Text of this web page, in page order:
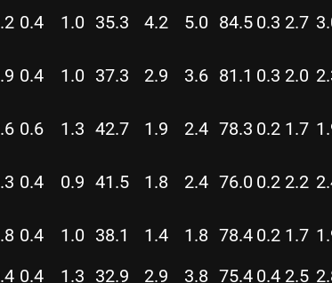
0.4 1.0 35.3 4.2 5.0 84.5 0.3 2.7
0.4 1.0 37.3 2.9 3.6 81.1 0.3 2.0
0.6 1.3 42.7 1.9 2.4 78.3 0.2 1.7
0.4 0.9 41.5 1.8 2.4 76.0 0.2 2.2
0.4 1.0 38.1 1.4 1.8 78.4 0.2 1.7
0.4 1.3 32.9 2.9 3.8 75.4 0.4 2.5